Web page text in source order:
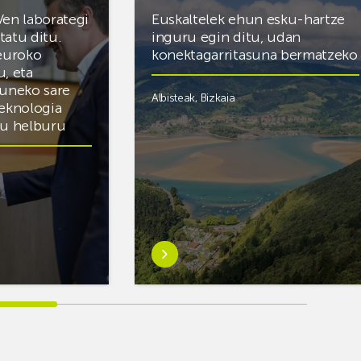
laborategi
ditu.
eta
sare
helburu
Euskaltelek ehun esku-hartze
inguru egin ditu, udan
konektagarritasuna bermatzeko
Albisteak, Bizkaia
Ezagutu
gehiago:Euskaltelek
ehun
esku-